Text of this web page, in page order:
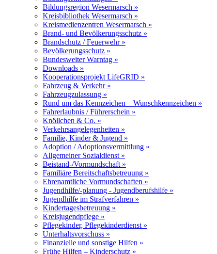
Bildungsregion Wesermarsch »
Kreisbibliothek Wesermarsch »
Kreismedienzentren Wesermarsch »
Brand- und Bevölkerungsschutz »
Brandschutz / Feuerwehr »
Bevölkerungsschutz »
Bundesweiter Warntag »
Downloads »
Kooperationsprojekt LifeGRID »
Fahrzeug & Verkehr »
Fahrzeugzulassung »
Rund um das Kennzeichen – Wunschkennzeichen »
Fahrerlaubnis / Führerschein »
Knöllchen & Co. »
Verkehrsangelegenheiten »
Familie, Kinder & Jugend »
Adoption / Adoptionsvermittlung »
Allgemeiner Sozialdienst »
Beistand-/Vormundschaft »
Familiäre Bereitschaftsbetreuung »
Ehrenamtliche Vormundschaften »
Jugendhilfe/-planung - Jugendberufshilfe »
Jugendhilfe im Strafverfahren »
Kindertagesbetreuung »
Kreisjugendpflege »
Pflegekinder, Pflegekinderdienst »
Unterhaltsvorschuss »
Finanzielle und sonstige Hilfen »
Frühe Hilfen – Kinderschutz »